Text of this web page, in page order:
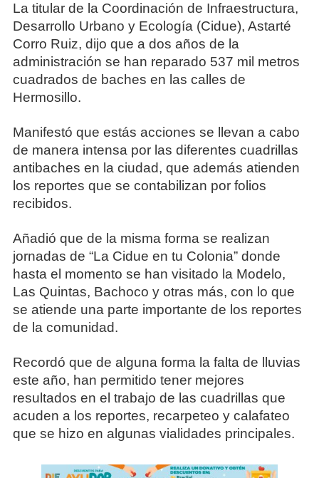
La titular de la Coordinación de Infraestructura,
Desarrollo Urbano y Ecología (Cidue), Astarté
Corro Ruiz, dijo que a dos años de la
administración se han reparado 537 mil metros
cuadrados de baches en las calles de
Hermosillo.
Manifestó que estás acciones se llevan a cabo
de manera intensa por las diferentes cuadrillas
antibaches en la ciudad, que además atienden
los reportes que se contabilizan por folios
recibidos.
Añadió que de la misma forma se realizan
jornadas de “La Cidue en tu Colonia” donde
hasta el momento se han visitado la Modelo,
Las Quintas, Bachoco y otras más, con lo que
se atiende una parte importante de los reportes
de la comunidad.
Recordó que de alguna forma la falta de lluvias
este año, han permitido tener mejores
resultados en el trabajo de las cuadrillas que
acuden a los reportes, recarpeteo y calafateo
que se hizo en algunas vialidades principales.